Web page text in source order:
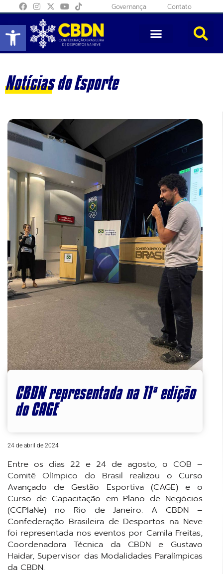
Abrir a barra de ferramentas
Governança Contato
Notícias do Esporte
CBDN representada na 11ª edição
do CAGE
24 de abril de 2024
Entre os dias 22 e 24 de agosto, o COB –
Comitê Olímpico do Brasil realizou o Curso
Avançado de Gestão Esportiva (CAGE) e o
Curso de Capacitação em Plano de Negócios
(CCPlaNe) no Rio de Janeiro. A CBDN –
Confederação Brasileira de Desportos na Neve
foi representada nos eventos por Camila Freitas,
Coordenadora Técnica da CBDN e Gustavo
Haidar, Supervisor das Modalidades Paralímpicas
da CBDN.